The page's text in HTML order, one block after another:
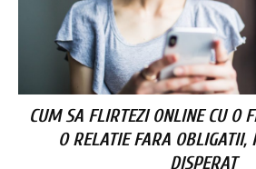
CUM SA FLIRTEZI ONLINE CU O
O RELATIE FARA OBLIGATII,
DISPERAT